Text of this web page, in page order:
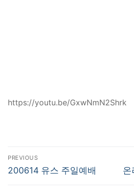
https://youtu.be/GxwNmN2Shrk
글
탐
PREVIOUS
Previous
200614 유스 주일예배 온